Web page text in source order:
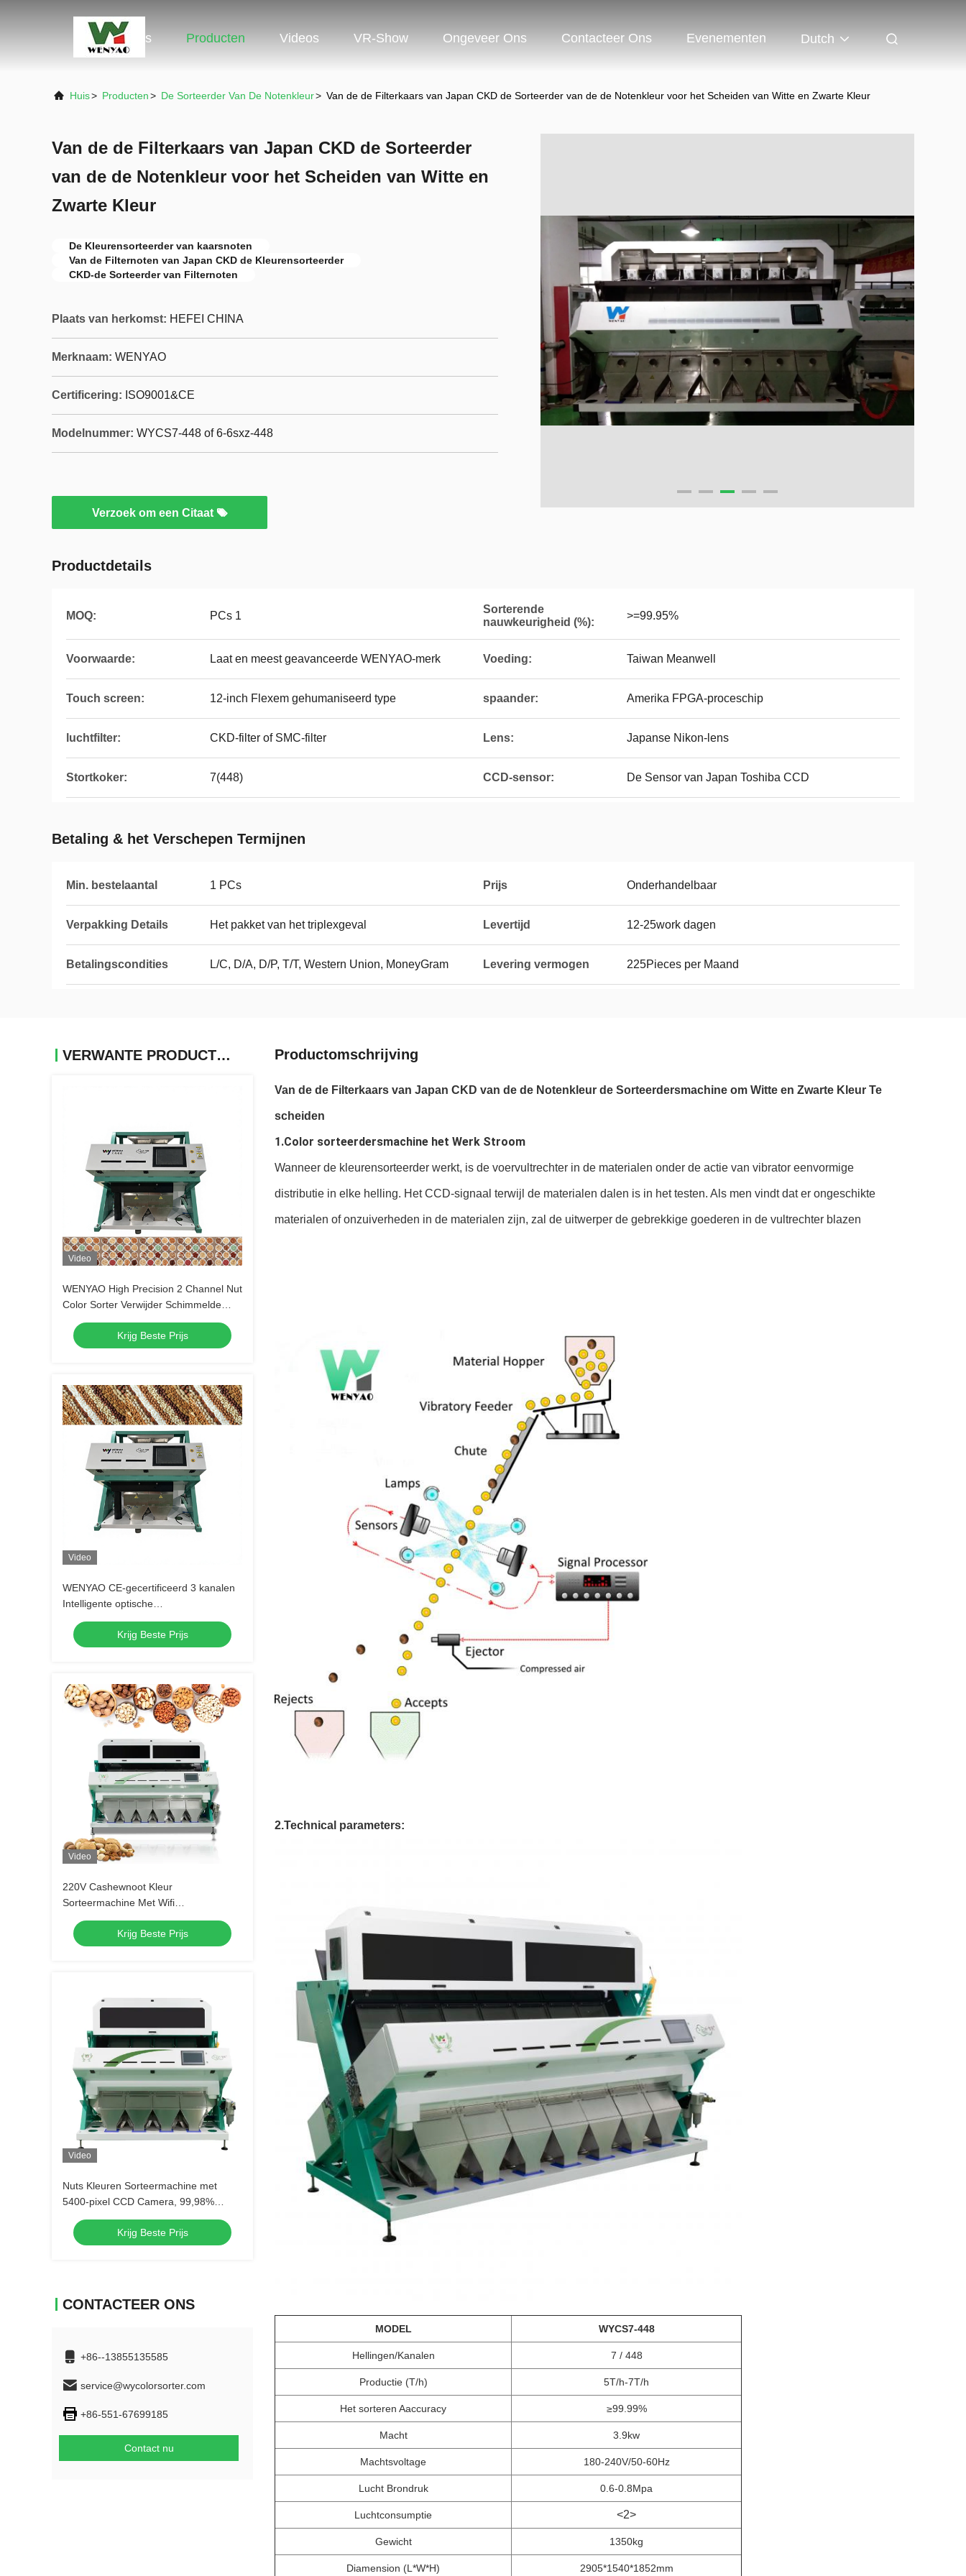
Huis Producten Videos VR-Show Ongeveer Ons Contacteer Ons Evenementen Dutch
Huis> Producten> De Sorteerder Van De Notenkleur> Van de de Filterkaars van Japan CKD de Sorteerder van de de Notenkleur voor het Scheiden van Witte en Zwarte Kleur
Van de de Filterkaars van Japan CKD de Sorteerder
van de de Notenkleur voor het Scheiden van Witte en
Zwarte Kleur
De Kleurensorteerder van kaarsnoten
Van de Filternoten van Japan CKD de Kleurensorteerder
CKD-de Sorteerder van Filternoten
Plaats van herkomst: HEFEI CHINA
Merknaam: WENYAO
Certificering: ISO9001&CE
Modelnummer: WYCS7-448 of 6-6sxz-448
Verzoek om een Citaat
Productdetails
MOQ: PCs 1
Sorterende
nauwkeurigheid (%):
>=99.95%
Voorwaarde: Laat en meest geavanceerde WENYAO-merk Voeding: Taiwan Meanwell
Touch screen: 12-inch Flexem gehumaniseerd type spaander: Amerika FPGA-proceschip
luchtfilter: CKD-filter of SMC-filter Lens: Japanse Nikon-lens
Stortkoker: 7(448) CCD-sensor: De Sensor van Japan Toshiba CCD
Betaling & het Verschepen Termijnen
Min. bestelaantal 1 PCs Prijs Onderhandelbaar
Verpakking Details Het pakket van het triplexgeval Levertijd 12-25work dagen
Betalingscondities L/C, D/A, D/P, T/T, Western Union, MoneyGram Levering vermogen 225Pieces per Maand
VERWANTE PRODUCTEN
Video
WENYAO High Precision 2 Channel Nut
Color Sorter Verwijder Schimmelde
Rotten Shell Onzuiverheid voor alle
soorten noten Verwerking
Krijg Beste Prijs
Video
WENYAO CE-gecertificeerd 3 kanalen
Intelligente optische
kleursorteermachine
Krijg Beste Prijs
Video
220V Cashewnoot Kleur
Sorteermachine Met Wifi
Afstandsbediening Service
Krijg Beste Prijs
Video
Nuts Kleuren Sorteermachine met
5400-pixel CCD Camera, 99,98%
Sorteerprecisie en 4-5t/u Doorvoer
voor Pinda's en Amandelen
Krijg Beste Prijs
CONTACTEER ONS
+86--13855135585
service@wycolorsorter.com
+86-551-67699185
Contact nu
Productomschrijving
Van de de Filterkaars van Japan CKD van de de Notenkleur de Sorteerdersmachine om Witte en Zwarte Kleur Te
scheiden
1.Color sorteerdersmachine het Werk Stroom
Wanneer de kleurensorteerder werkt, is de voervultrechter in de materialen onder de actie van vibrator eenvormige
distributie in elke helling. Het CCD-signaal terwijl de materialen dalen is in het testen. Als men vindt dat er ongeschikte
materialen of onzuiverheden in de materialen zijn, zal de uitwerper de gebrekkige goederen in de vultrechter blazen
2.Technical parameters:
MODEL WYCS7-448
Hellingen/Kanalen 7 / 448
Productie (T/h) 5T/h-7T/h
Het sorteren Aaccuracy ≥99.99%
Macht 3.9kw
Machtsvoltage 180-240V/50-60Hz
Lucht Brondruk 0.6-0.8Mpa
Luchtconsumptie <2>
Gewicht 1350kg
Diamension (L*W*H) 2905*1540*1852mm